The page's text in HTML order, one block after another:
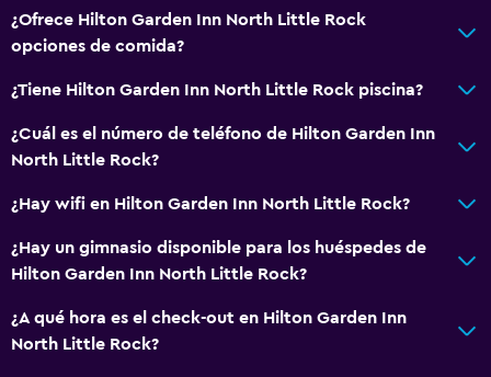
Radio
TV
Lavandería
Lavandería
Servicios de lavandería/tintorería
Plancha y tabla de planchar
¿Ofrece Hilton Garden Inn North Little Rock
opciones de comida?
¿Tiene Hilton Garden Inn North Little Rock piscina?
¿Cuál es el número de teléfono de Hilton Garden Inn
North Little Rock?
¿Hay wifi en Hilton Garden Inn North Little Rock?
¿Hay un gimnasio disponible para los huéspedes de
Hilton Garden Inn North Little Rock?
¿A qué hora es el check-out en Hilton Garden Inn
North Little Rock?